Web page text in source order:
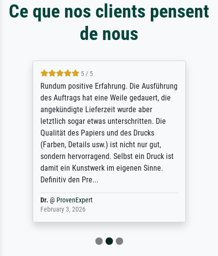
Ce que nos clients pensent
de nous
5 / 5
Rundum positive Erfahrung. Die Ausführung
des Auftrags hat eine Weile gedauert, die
angekündigte Lieferzeit wurde aber
letztlich sogar etwas unterschritten. Die
Qualität des Papiers und des Drucks
(Farben, Details usw.) ist nicht nur gut,
sondern hervorragend. Selbst ein Druck ist
damit ein Kunstwerk im eigenen Sinne.
Definitiv den Pre...
Dr. @ ProvenExpert
February 3, 2026